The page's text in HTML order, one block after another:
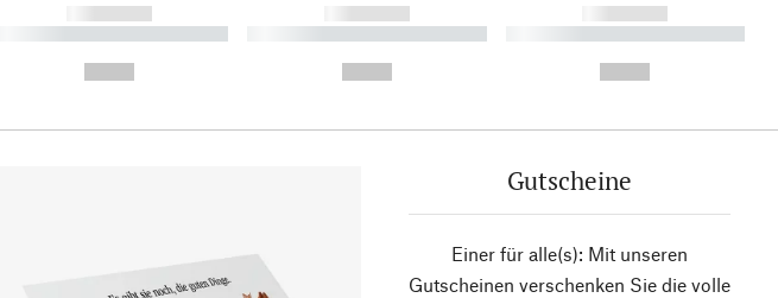
------------
----------- ----------- ----------
------------
----------- ----------- ----------
------------
----------- ----------- ----------
Gutscheine
Einer für alle(s): Mit unseren
Gutscheinen verschenken Sie die volle